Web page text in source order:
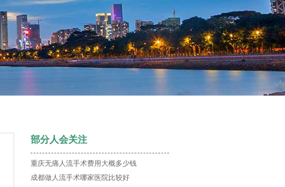
部分人会关注
重庆无痛人流手术费用大概多少钱
成都做人流手术哪家医院比较好